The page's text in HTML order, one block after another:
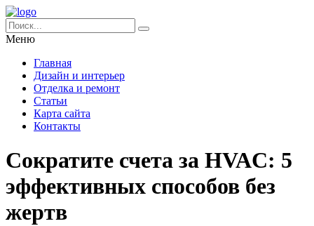
Меню
Главная
Дизайн и интерьер
Отделка и ремонт
Статьи
Карта сайта
Контакты
Сократите счета за HVAC: 5
эффективных способов без
жертв